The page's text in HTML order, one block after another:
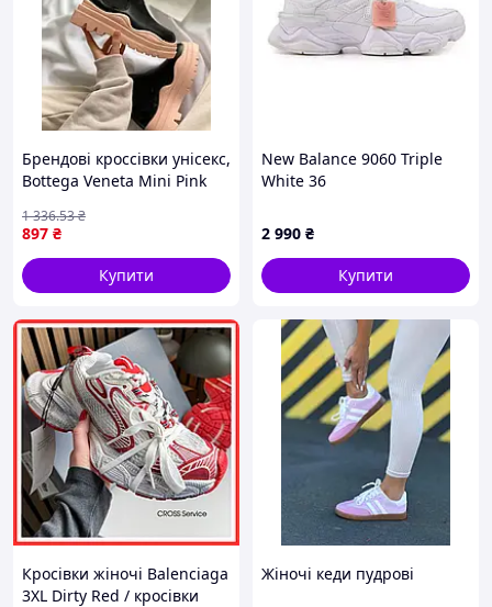
Брендові кроссівки унісекс,
Bottega Veneta Mini Pink
897 ₴
1 336.53₴
Купити
New Balance 9060 Triple
White 36
2 990 ₴
Купити
Кросівки жіночі Balenciaga
3XL Dirty Red / кросівки
Жіночі кеди пудрові